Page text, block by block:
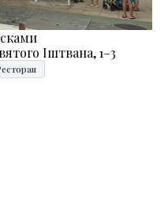
Іштвана, 1–3